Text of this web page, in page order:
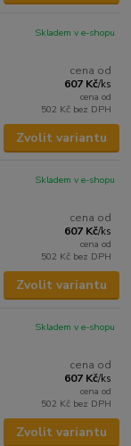
cena od
607 Kč/ks
cena od
502 Kč bez DPH
Skladem v e-shopu
Zvolit variantu
cena od
607 Kč/ks
cena od
502 Kč bez DPH
Skladem v e-shopu
Zvolit variantu
cena od
607 Kč/ks
cena od
502 Kč bez DPH
Skladem v e-shopu
Zvolit variantu